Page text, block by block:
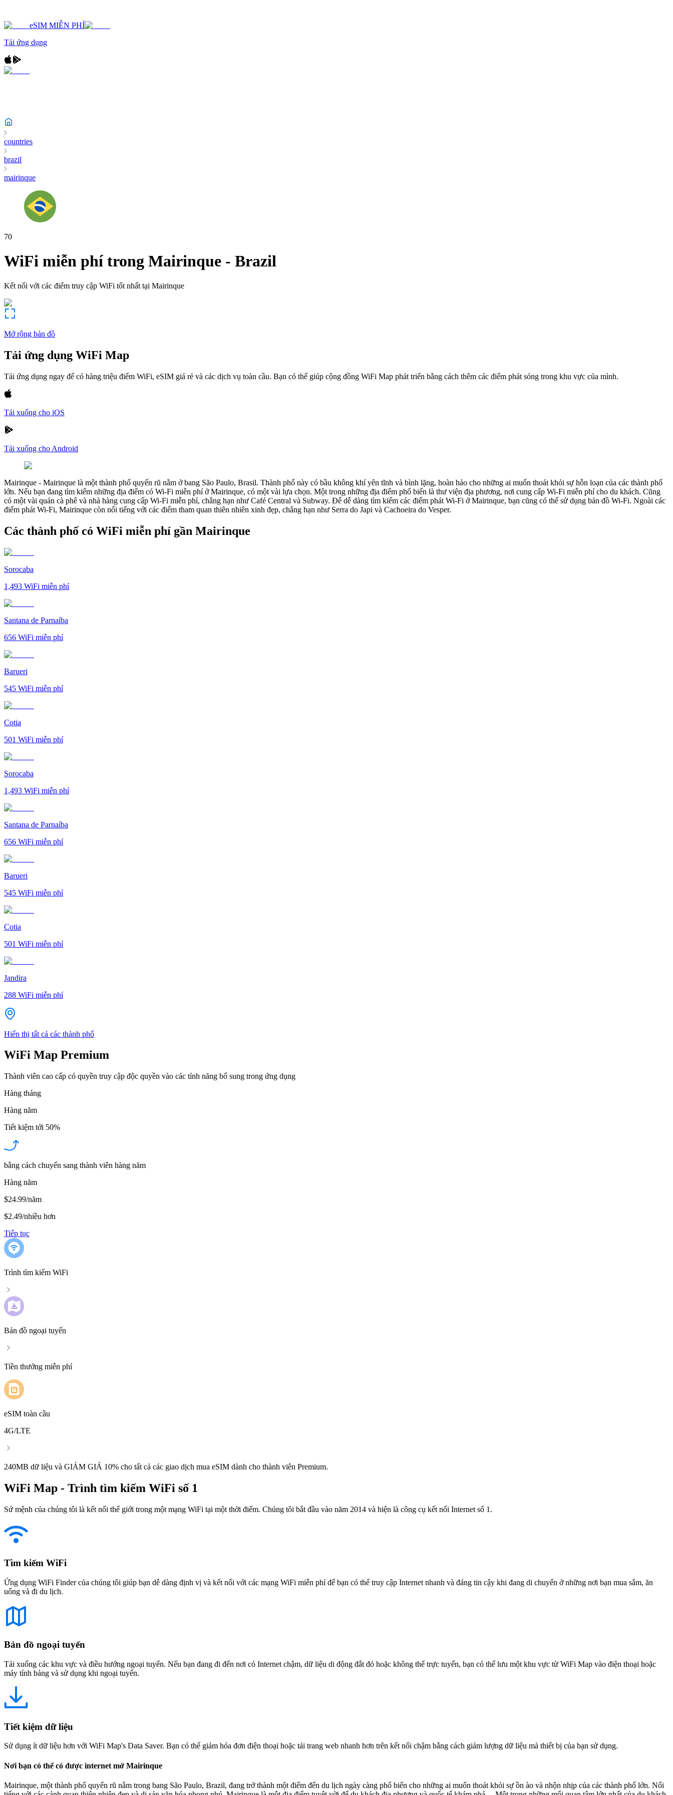
eSIM MIỄN PHÍ
Tải ứng dụng
countries
brazil
mairinque
70
WiFi miễn phí trong Mairinque - Brazil
Kết nối với các điểm truy cập WiFi tốt nhất tại Mairinque
Mở rộng bản đồ
Tải ứng dụng WiFi Map
Tải ứng dụng ngay để có hàng triệu điểm WiFi, eSIM giá rẻ và các dịch vụ toàn cầu. Bạn có thể giúp cộng đồng WiFi Map phát triển bằng cách thêm các điểm phát sóng trong khu vực của mình.
Tải xuống cho iOS
Tải xuống cho Android
Mairinque - Mairinque là một thành phố quyến rũ nằm ở bang São Paulo, Brasil. Thành phố này có bầu không khí yên tĩnh và bình lặng, hoàn hảo cho những ai muốn thoát khỏi sự hỗn loạn của các thành phố
lớn. Nếu bạn đang tìm kiếm những địa điểm có Wi-Fi miễn phí ở Mairinque, có một vài lựa chọn. Một trong những địa điểm phổ biến là thư viện địa phương, nơi cung cấp Wi-Fi miễn phí cho du khách. Cũng
có một vài quán cà phê và nhà hàng cung cấp Wi-Fi miễn phí, chẳng hạn như Café Central và Subway. Để dễ dàng tìm kiếm các điểm phát Wi-Fi ở Mairinque, bạn cũng có thể sử dụng bản đồ Wi-Fi. Ngoài các
điểm phát Wi-Fi, Mairinque còn nổi tiếng với các điểm tham quan thiên nhiên xinh đẹp, chẳng hạn như Serra do Japi và Cachoeira do Vesper.
Các thành phố có WiFi miễn phí gần Mairinque
Sorocaba
1,493 WiFi miễn phí
Santana de Parnaíba
656 WiFi miễn phí
Barueri
545 WiFi miễn phí
Cotia
501 WiFi miễn phí
Sorocaba
1,493 WiFi miễn phí
Santana de Parnaíba
656 WiFi miễn phí
Barueri
545 WiFi miễn phí
Cotia
501 WiFi miễn phí
Jandira
288 WiFi miễn phí
Hiển thị tất cả các thành phố
WiFi Map Premium
Thành viên cao cấp có quyền truy cập độc quyền vào các tính năng bổ sung trong ứng dụng
Hàng tháng
Hàng năm
Tiết kiệm tới 50%
bằng cách chuyển sang thành viên hàng năm
Hàng năm
$24.99/năm
$2.49/nhiều hơn
Tiếp tục
Trình tìm kiếm WiFi
Bản đồ ngoại tuyến
Tiền thưởng miễn phí
eSIM toàn cầu
4G/LTE
240MB dữ liệu và GIẢM GIÁ 10% cho tất cả các giao dịch mua eSIM dành cho thành viên Premium.
WiFi Map - Trình tìm kiếm WiFi số 1
Sứ mệnh của chúng tôi là kết nối thế giới trong một mạng WiFi tại một thời điểm. Chúng tôi bắt đầu vào năm 2014 và hiện là công cụ kết nối Internet số 1.
Tìm kiếm WiFi
Ứng dụng WiFi Finder của chúng tôi giúp bạn dễ dàng định vị và kết nối với các mạng WiFi miễn phí để bạn có thể truy cập Internet nhanh và đáng tin cậy khi đang di chuyển ở những nơi bạn mua sắm, ăn
uống và đi du lịch.
Bản đồ ngoại tuyến
Tải xuống các khu vực và điều hướng ngoại tuyến. Nếu bạn đang đi đến nơi có Internet chậm, dữ liệu di động đắt đỏ hoặc không thể trực tuyến, bạn có thể lưu một khu vực từ WiFi Map vào điện thoại hoặc
máy tính bảng và sử dụng khi ngoại tuyến.
Tiết kiệm dữ liệu
Sử dụng ít dữ liệu hơn với WiFi Map's Data Saver. Bạn có thể giảm hóa đơn điện thoại hoặc tải trang web nhanh hơn trên kết nối chậm bằng cách giảm lượng dữ liệu mà thiết bị của bạn sử dụng.
Nơi bạn có thể có được internet mở Mairinque
Mairinque, một thành phố quyến rũ nằm trong bang São Paulo, Brazil, đang trở thành một điểm đến du lịch ngày càng phổ biến cho những ai muốn thoát khỏi sự ồn ào và nhộn nhịp của các thành phố lớn. Nổi